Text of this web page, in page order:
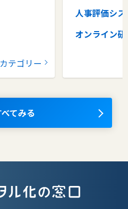
ール
トツール
テゴリー
人事評価シ
オンライン研
タレントマ
OKRツール
授業支援シス
てみる